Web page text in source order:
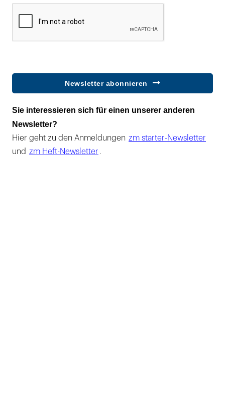
Newsletter abonnieren
Sie interessieren sich für einen unserer anderen
Newsletter?
Hier geht zu den Anmeldungen zm starter-Newsletter
und zm Heft-Newsletter .